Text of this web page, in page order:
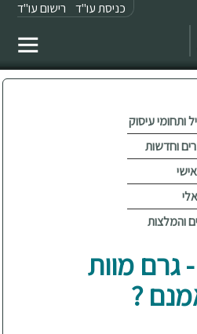
כניסת עו"ד רישום עו"ד
ותחומי עיסוק
וחדשות
והמלצות
מוות
?